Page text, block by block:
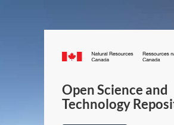
Canada.ca
Open Science and
Technology